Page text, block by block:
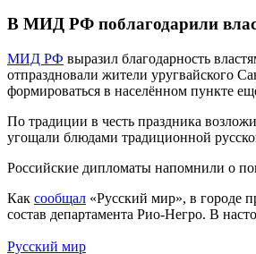
В МИД РФ поблагодарили
МИД РФ выразил благодарность
отпраздновали жители уругвайского
формироваться в населённом пункте
По традиции в честь праздника
угощали блюдами традиционной
Российские дипломаты напомнили о
Как сообщал «Русский мир», в городе
состав департамента Рио-Негро. В
Русский мир